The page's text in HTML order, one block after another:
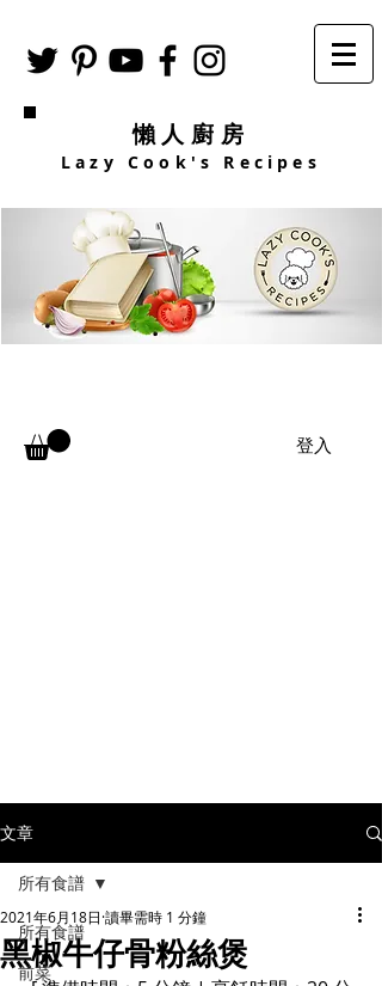
懶人廚房
Lazy Cook's Recipes
登入
文章
所有食譜
前菜
所有食譜
黑椒牛仔骨粉絲煲
2021年6月18日 讀畢需時 1 分鐘